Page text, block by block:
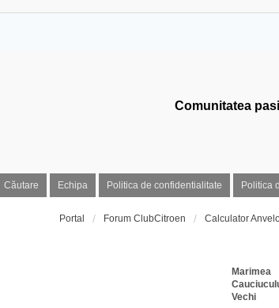
Căutare Echipa Politica de confidentialitate Politica
Comunitatea
Portal Forum ClubCitroen Calculator
Marimea
Vechi